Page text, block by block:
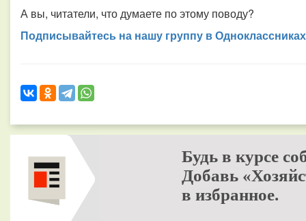
А вы, читатели, что думаете по этому поводу?
Подписывайтесь на нашу группу в Одноклассниках
Будь в курсе
Добавь
в избранное.